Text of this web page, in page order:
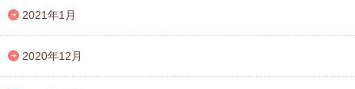
2021年1月
2020年12月